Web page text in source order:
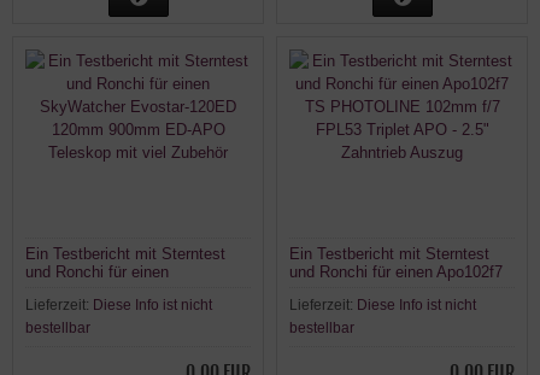
Ein Testbericht mit Sterntest
und Ronchi für einen
120mm 900mm ED-APO
Teleskop mit viel Zubehör
Lieferzeit: Diese Info ist nicht
bestellbar
Ein Testbericht mit Sterntest
und Ronchi für einen Apo102f7
FPL53 Triplet APO - 2.5"
Zahntrieb Auszug
Lieferzeit: Diese Info ist nicht
bestellbar